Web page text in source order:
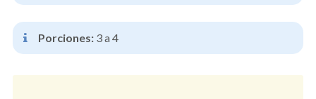
Porciones:3 a 4